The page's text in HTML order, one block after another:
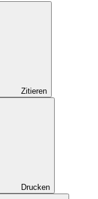
Zitieren
Drucken